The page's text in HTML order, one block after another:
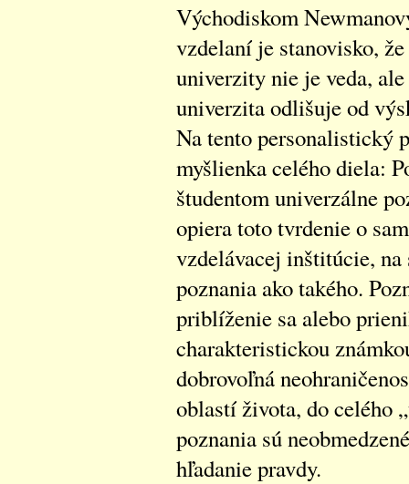
Východiskom
vzdelaní je stanovisko,
univerzity nie je veda,
univerzita odlišuje od
Na tento personalistický
myšlienka celého diela:
študentom univerzálne
opiera toto tvrdenie o
vzdelávacej inštitúcie, na
poznania ako takého.
priblíženie sa alebo
charakteristickou
dobrovoľná
oblastí života, do celého
poznania sú
hľadanie pravdy.